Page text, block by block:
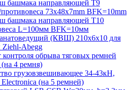
башмака направляющей T9
73х48х7mm BFK=10mm
башмака направляющей T10
L=100мм BFK=10мм
(КВШ) 210х6х10 для
Ziehl-Abegg
контроля обрыва тяговых ремней
4 ремня)
грузовзвешивающее 34-43кН,
(на 5 ремней)